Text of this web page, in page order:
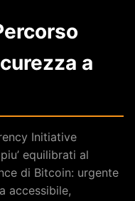
a
Initiative
equilibrati al
di Bitcoin: urgente
accessibile,